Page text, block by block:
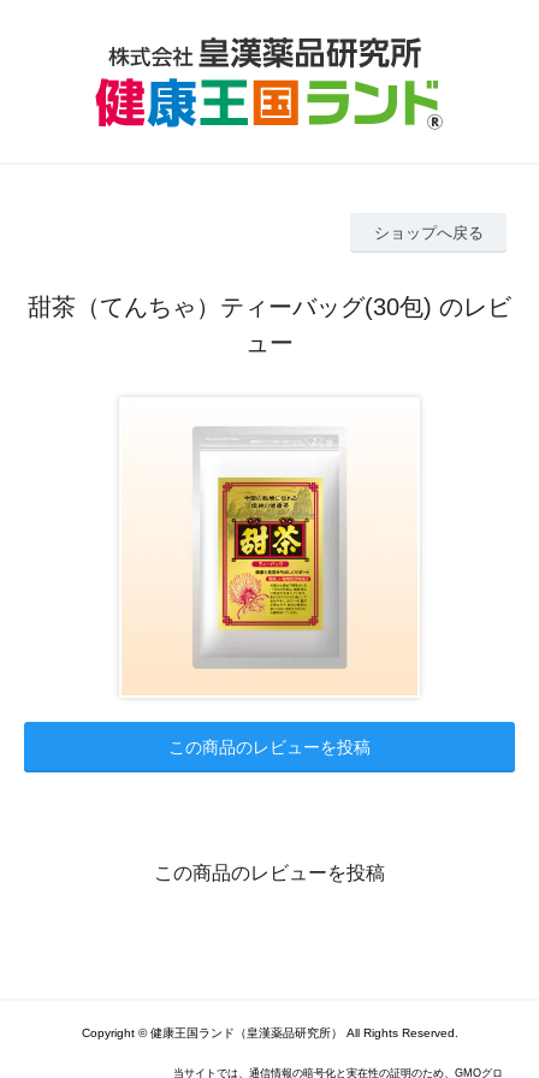
ショップへ戻る
甜茶（てんちゃ）ティーバッグ(30包) のレビ
ュー
この商品のレビューを投稿
この商品のレビューを投稿
Copyright © 健康王国ランド（皇漢薬品研究所） All Rights Reserved.
当サイトでは、通信情報の暗号化と実在性の証明のため、GMOグロ